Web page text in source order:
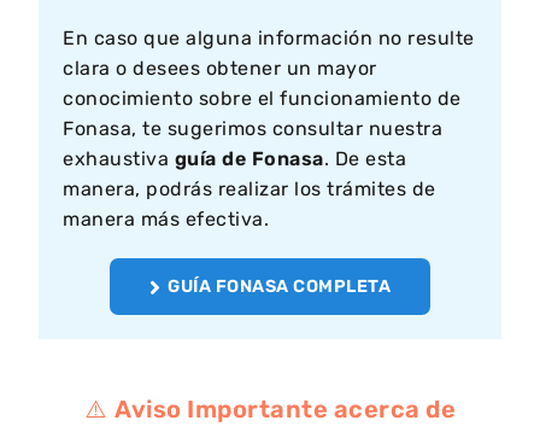
En caso que alguna información no resulte
clara o desees obtener un mayor
conocimiento sobre el funcionamiento de
Fonasa, te sugerimos consultar nuestra
exhaustiva guía de Fonasa. De esta
manera, podrás realizar los trámites de
manera más efectiva.
GUÍA FONASA COMPLETA
⚠️ Aviso Importante acerca de